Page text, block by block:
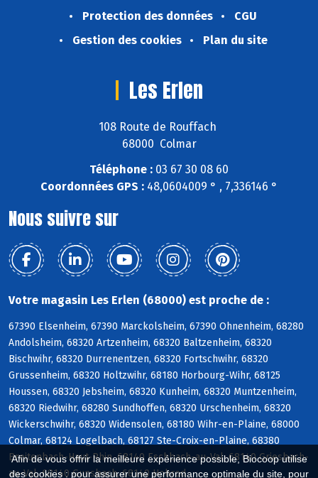
Afin de vous offrir la meilleure expérience possible, Biocoop utilise
des cookies : pour assurer une performance optimale du site, pour
Protection des données
CGU
Gestion des cookies
Plan du site
Les Erlen
108 Route de Rouffach
68000 Colmar
Téléphone : 03 67 30 08 60
Coordonnées GPS : 48,0604009 ° , 7,336146 °
Nous suivre sur
Votre magasin Les Erlen (68000) est proche de :
67390 Elsenheim, 67390 Marckolsheim, 67390 Ohnenheim, 68280
Andolsheim, 68320 Artzenheim, 68320 Baltzenheim, 68320
Bischwihr, 68320 Durrenentzen, 68320 Fortschwihr, 68320
Grussenheim, 68320 Holtzwihr, 68180 Horbourg-Wihr, 68125
Houssen, 68320 Jebsheim, 68320 Kunheim, 68320 Muntzenheim,
68320 Riedwihr, 68280 Sundhoffen, 68320 Urschenheim, 68320
Wickerschwihr, 68320 Widensolen, 68180 Wihr-en-Plaine, 68000
Colmar, 68124 Logelbach, 68127 Ste-Croix-en-Plaine, 68380
Breitenbach-Haut-Rhin, 68140 Eschbach-au-Val, 68140 Griesbach-
au-Val, 68140 Gunsbach, 68140 Hohrod